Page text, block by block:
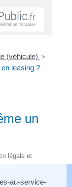
(véhicule) >
leasing ?
un
légale et
au-service-